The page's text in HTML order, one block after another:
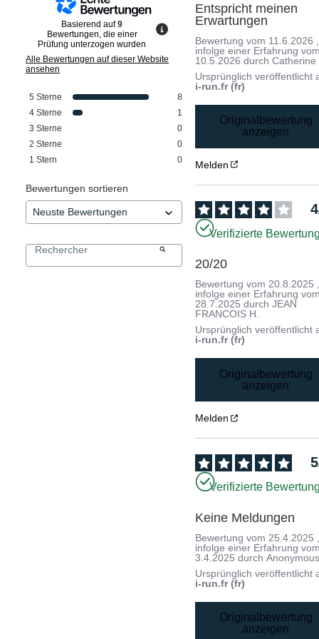
Basierend auf9
Bewertungen, die einer
Prüfung unterzogen wurden
Alle Bewertungen auf dieser Website
ansehen
5 Sterne
8
4 Sterne
1
3 Sterne
0
2 Sterne
0
1 Stern 0
Bewertungen sortieren
Entspricht meinen
Erwartungen
Bewertung vom 11.6.2026
infolge einer Erfahrung
10.5.2026 durchCatherine
Ursprünglich veröffentlicht
i-run.fr (fr)
Originalbewertung
anzeigen
Melden
4
Verifizierte
20/20
Bewertung vom 20.8.2025
infolge einer Erfahrung
28.7.2025 durchJEAN
FRANCOIS H.
Ursprünglich veröffentlicht
i-run.fr (fr)
Originalbewertung
anzeigen
Melden
5
Verifizierte
Keine Meldungen
Bewertung vom 25.4.2025
infolge einer Erfahrung
3.4.2025 durch
Ursprünglich veröffentlicht
i-run.fr (fr)
Originalbewertung
anzeigen